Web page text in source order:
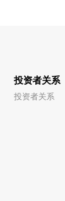
投资者关系
投资者关系